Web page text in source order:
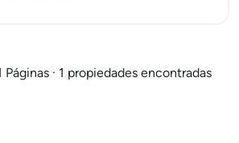
Páginas · 1 propiedades encontradas